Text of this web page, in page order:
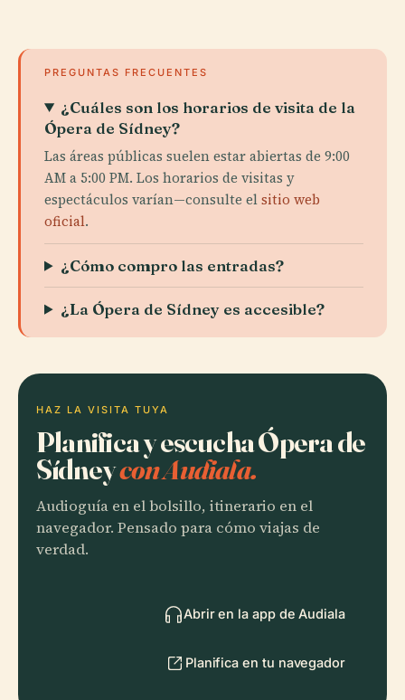
PREGUNTAS FRECUENTES
¿Cuáles son los horarios de visita de la
Ópera de Sídney?
Las áreas públicas suelen estar abiertas de 9:00
AM a 5:00 PM. Los horarios de visitas y
espectáculos varían—consulte elsitio web
oficial.
¿Cómo compro las entradas?
¿La Ópera de Sídney es accesible?
HAZ LA VISITA TUYA
Planifica y escucha Ópera de
Sídneycon Audiala.
Audioguía en el bolsillo, itinerario en el
navegador. Pensado para cómo viajas de
verdad.
Abrir en la app de Audiala
Planifica en tu navegador